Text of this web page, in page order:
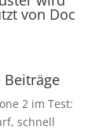
von Doc
Beiträge
2 im Test:
schnell